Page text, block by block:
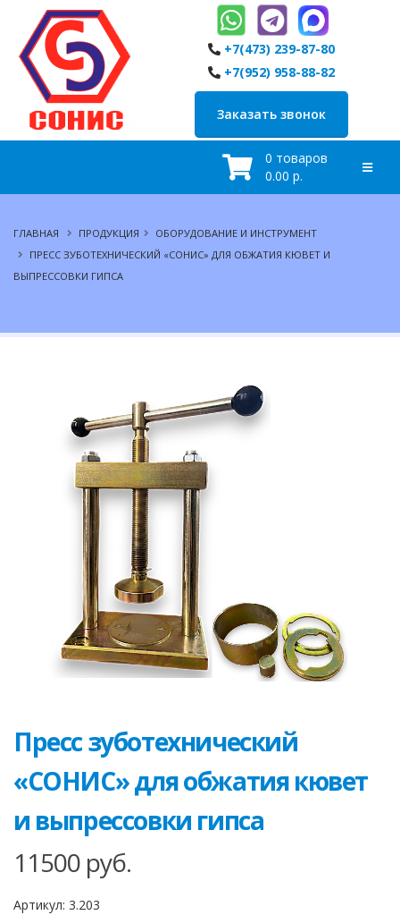
+7(473) 239-87-80
+7(952) 958-88-82
Заказать звонок
0 товаров
0.00 р.
ГЛАВНАЯ ПРОДУКЦИЯ
ОБОРУДОВАНИЕ И ИНСТРУМЕНТ
ПРЕСС ЗУБОТЕХНИЧЕСКИЙ «СОНИС» ДЛЯ ОБЖАТИЯ КЮВЕТ И
ВЫПРЕССОВКИ ГИПСА
Пресс зуботехнический
«СОНИС» для обжатия кювет
и выпрессовки гипса
11500 руб.
Артикул: 3.203